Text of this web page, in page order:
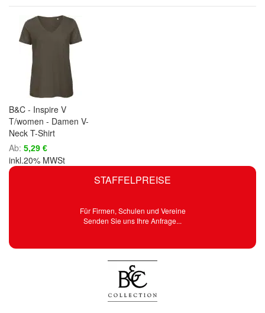
STAFFELPREISE
Für Firmen, Schulen und Vereine
Senden Sie uns Ihre Anfrage...
B&C - Inspire V
T/women - Damen V-
Neck T-Shirt
Ab 5,29 €
inkl.20% MWSt